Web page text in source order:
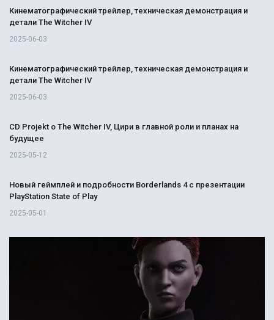
Кинематографический трейлер, техническая демонстрация и
детали The Witcher IV
2025-06-03
Кинематографический трейлер, техническая демонстрация и
детали The Witcher IV
2025-06-03
CD Projekt о The Witcher IV, Цири в главной роли и планах на
будущее
2025-05-12
Новый геймплей и подробности Borderlands 4 с презентации
PlayStation State of Play
2025-05-01